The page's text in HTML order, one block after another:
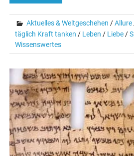
Aktuelles & Weltgeschehen /Allure
täglich Kraft tanken / Leben / Liebe/
Wissenswertes